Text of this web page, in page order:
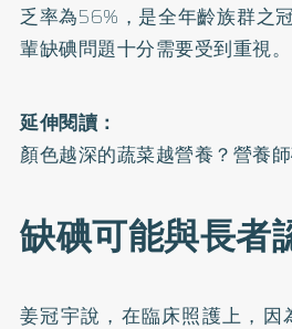
乏率為56%，是全年齡族群之
輩缺碘問題十分需要受到重視。
延伸閱讀：
顏色越深的蔬菜越營養？營養
缺碘可能與長者
姜冠宇說，在臨床照護上，因